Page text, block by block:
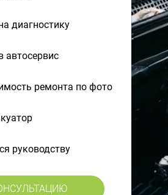
диагностику
автосервис
ремонта по фото
руководству